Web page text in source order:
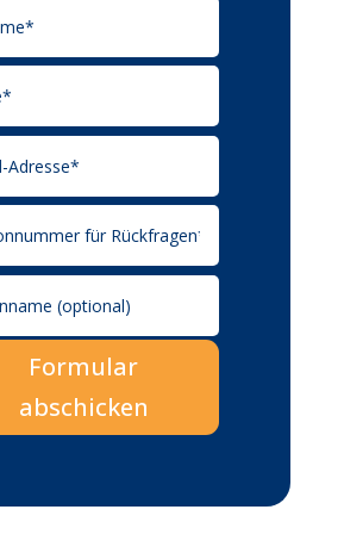
Formular
abschicken